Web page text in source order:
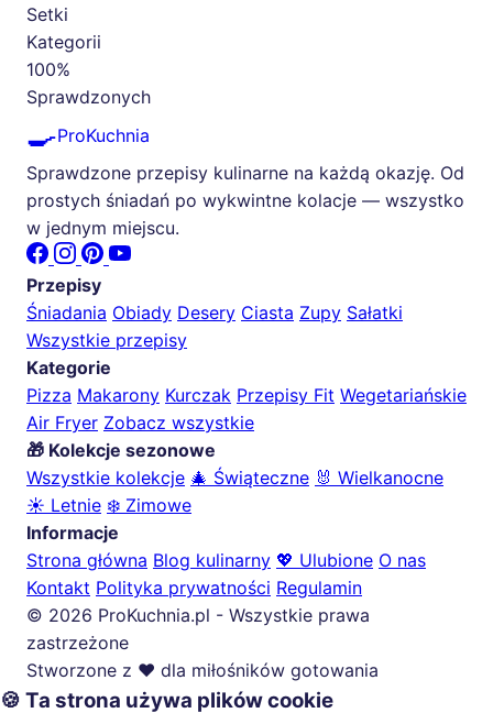
Setki
Kategorii
100%
Sprawdzonych
🍳ProKuchnia
Sprawdzone przepisy kulinarne na każdą okazję. Od
prostych śniadań po wykwintne kolacje — wszystko
w jednym miejscu.
Przepisy
Śniadania Obiady Desery Ciasta Zupy Sałatki
Wszystkie przepisy
Kategorie
Pizza Makarony Kurczak Przepisy Fit Wegetariańskie
Air Fryer Zobacz wszystkie
🎁 Kolekcje sezonowe
Wszystkie kolekcje 🎄 Świąteczne 🐰 Wielkanocne
☀️ Letnie ❄️ Zimowe
Informacje
Strona główna Blog kulinarny 💖 Ulubione O nas
Kontakt Polityka prywatności Regulamin
© 2026 ProKuchnia.pl - Wszystkie prawa
zastrzeżone
Stworzone z ❤️ dla miłośników gotowania
🍪 Ta strona używa plików cookie